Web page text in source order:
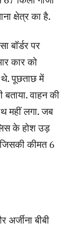
क्षेत्र का है.
बॉर्डर पर
कार को
पूछताछ में
वाहन की
महीं लगा. जब
के होश उड़
कीमत 6
बीबी